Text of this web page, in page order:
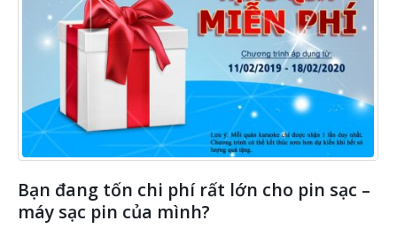
Bạn đang tốn chi phí rất lớn cho pin sạc –
máy sạc pin của mình?